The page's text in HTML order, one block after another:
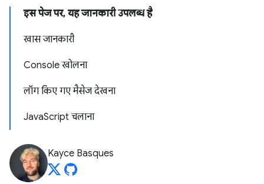
इस पेज पर, यह जानकारी उपलब्ध है
खास जानकारी
Console खोलना
लॉग किए गए मैसेज देखना
JavaScript चलाना
Kayce Basques